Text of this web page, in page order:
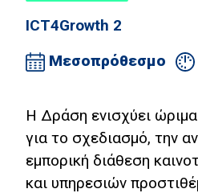
Στρατηγικοί
Παρέμβασης
Οικονομίας
Αποτίμηση
Ψηφιακή
ICT4Growth 2
Μεσοπρόθεσμο
Η Δράση ενισχύει
για το σχεδιασμό, την
εμπορική διάθεση
και υπηρεσιών